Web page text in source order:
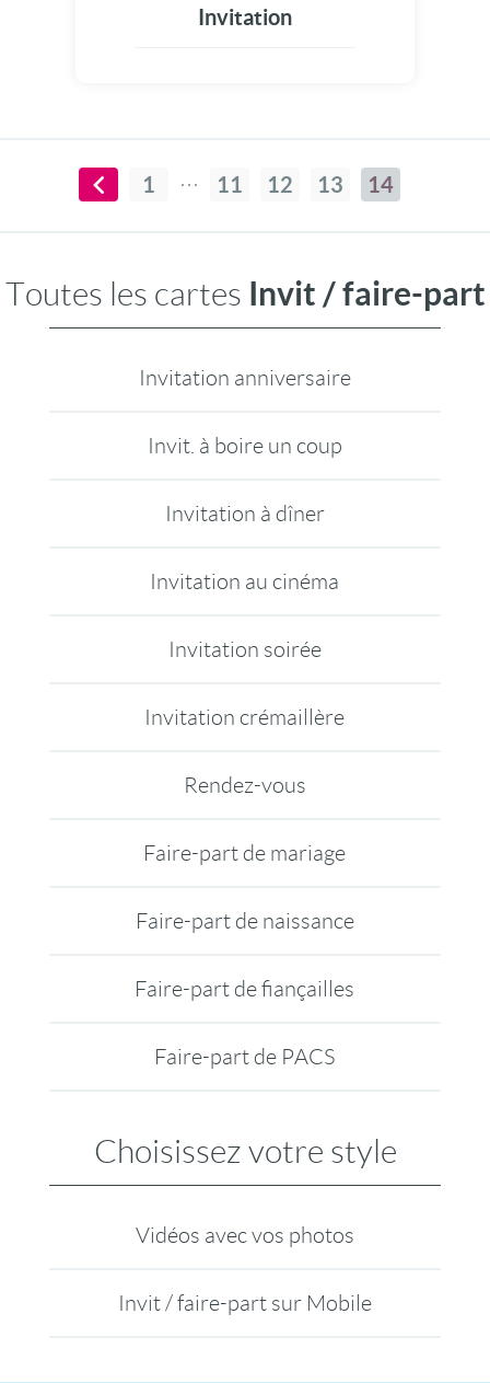
Invitation
1 11 12 13 14
Toutes les cartes Invit / faire-part
Invitation anniversaire
Invit. à boire un coup
Invitation à dîner
Invitation au cinéma
Invitation soirée
Invitation crémaillère
Rendez-vous
Faire-part de mariage
Faire-part de naissance
Faire-part de fiançailles
Faire-part de PACS
Choisissez votre style
Vidéos avec vos photos
Invit / faire-part sur Mobile